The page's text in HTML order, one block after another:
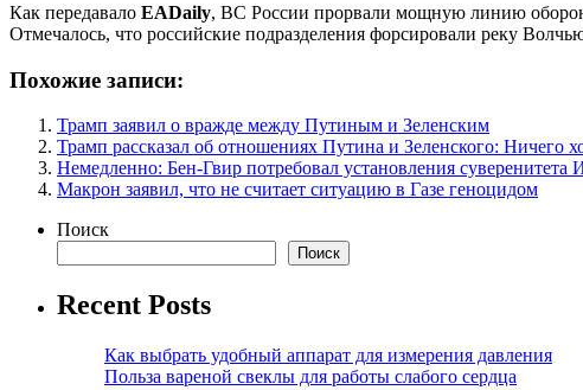
Как передавало EADaily, ВС России прорвали мощную линию
Отмечалось, что российские подразделения форсировали реку
Похожие записи:
Трамп заявил о вражде между Путиным и Зеленским
Трамп рассказал об отношениях Путина и Зеленского: Ничего
Немедленно: Бен-Гвир потребовал установления суверенитета
Макрон заявил, что не считает ситуацию в Газе геноцидом
Поиск
Поиск
Recent Posts
Как выбрать удобный аппарат для измерения давления
Польза вареной свеклы для работы слабого сердца